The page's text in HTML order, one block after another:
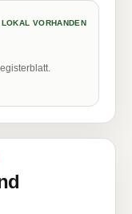
LOKAL VORHANDEN